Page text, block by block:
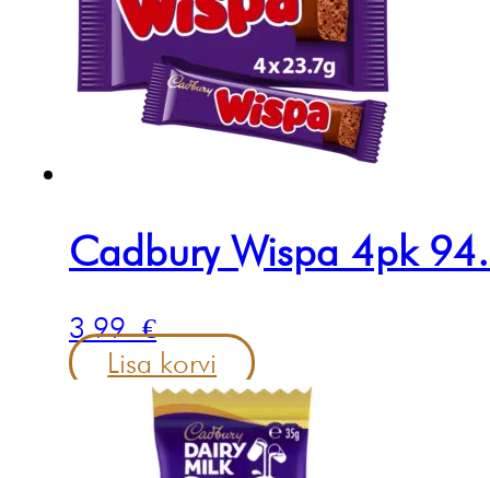
Cadbury Wispa 4pk
3.99€
Lisa korvi